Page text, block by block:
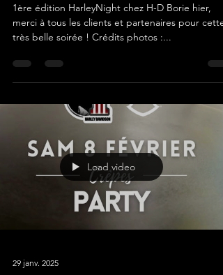
HarleyNight Borie
1ère édition HarleyNight chez H-D Borie hier,
Load video